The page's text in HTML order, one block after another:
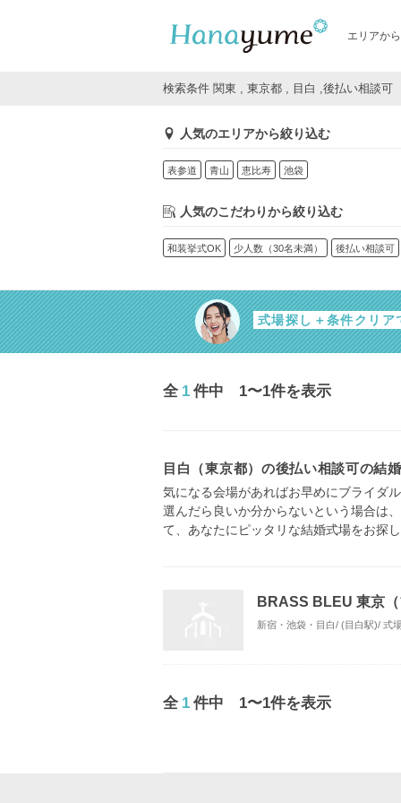
エリアか
検索条件 関東 , 東京都 , 目白 ,後払い相談可
人気のエリアから絞り込む
表参道 青山 恵比寿 池袋
人気のこだわりから絞り込む
和装挙式OK 少人数（30名未満） 後払い相談可
式場探し＋条件クリア
全 1 件中 1〜1件を表示
目白（東京都）の後払い相談可の結
気になる会場があればお早めにブライダ
選んだら良いか分からないという場合は
て、あなたにピッタリな結婚式場をお探
BRASS BLEU 東京
新宿・池袋・目白/ (目白駅)/ 式
全 1 件中 1〜1件を表示